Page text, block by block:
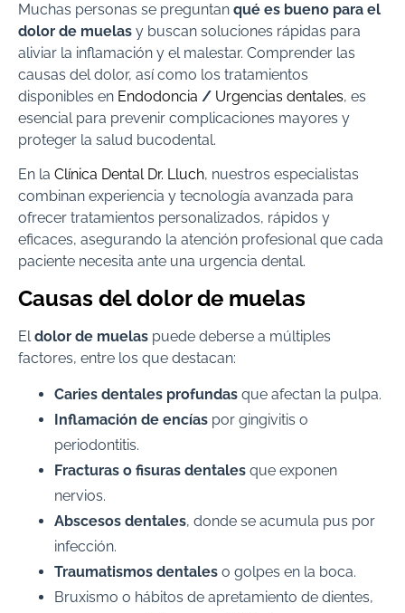
Muchas personas se preguntan qué es bueno para el
dolor de muelas y buscan soluciones rápidas para
aliviar la inflamación y el malestar. Comprender las
causas del dolor, así como los tratamientos
disponibles en Endodoncia / Urgencias dentales, es
esencial para prevenir complicaciones mayores y
proteger la salud bucodental.
En la Clínica Dental Dr. Lluch, nuestros especialistas
combinan experiencia y tecnología avanzada para
ofrecer tratamientos personalizados, rápidos y
eficaces, asegurando la atención profesional que cada
paciente necesita ante una urgencia dental.
Causas del dolor de muelas
El dolor de muelas puede deberse a múltiples
factores, entre los que destacan:
Caries dentales profundas que afectan la pulpa.
Inflamación de encías por gingivitis o
periodontitis.
Fracturas o fisuras dentales que exponen
nervios.
Abscesos dentales, donde se acumula pus por
infección.
Traumatismos dentales o golpes en la boca.
Bruxismo o hábitos de apretamiento de dientes,